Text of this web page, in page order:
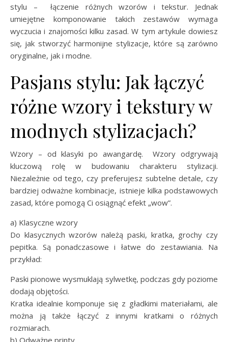
stylu – łączenie różnych wzorów i tekstur. Jednak
umiejętne komponowanie takich zestawów wymaga
wyczucia i znajomości kilku zasad. W tym artykule dowiesz
się, jak stworzyć harmonijne stylizacje, które są zarówno
oryginalne, jak i modne.
Pasjans stylu: Jak łączyć
różne wzory i tekstury w
modnych stylizacjach?
Wzory – od klasyki po awangardę. Wzory odgrywają
kluczową rolę w budowaniu charakteru stylizacji.
Niezależnie od tego, czy preferujesz subtelne detale, czy
bardziej odważne kombinacje, istnieje kilka podstawowych
zasad, które pomogą Ci osiągnąć efekt „wow”.
a) Klasyczne wzory
Do klasycznych wzorów należą paski, kratka, grochy czy
pepitka. Są ponadczasowe i łatwe do zestawiania. Na
przykład:
Paski pionowe wysmuklają sylwetkę, podczas gdy poziome
dodają objętości.
Kratka idealnie komponuje się z gładkimi materiałami, ale
można ją także łączyć z innymi kratkami o różnych
rozmiarach.
b) Odważne printy